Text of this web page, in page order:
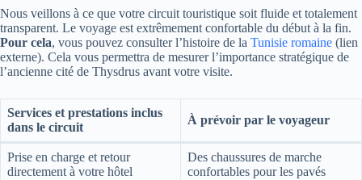
Nous veillons à ce que votre circuit touristique soit fluide et totalement
transparent. Le voyage est extrêmement confortable du début à la fin.
Pour cela, vous pouvez consulter l’histoire de la Tunisie romaine (lien
externe). Cela vous permettra de mesurer l’importance stratégique de
l’ancienne cité de Thysdrus avant votre visite.
Services et prestations inclus
dans le circuit
À prévoir par le voyageur
Prise en charge et retour
directement à votre hôtel
Des chaussures de marche
confortables pour les pavés